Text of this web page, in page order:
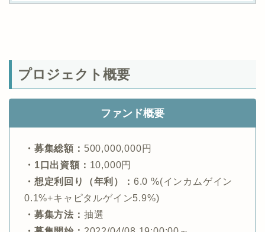
ファンド概要
・募集総額：
・1口出資額：